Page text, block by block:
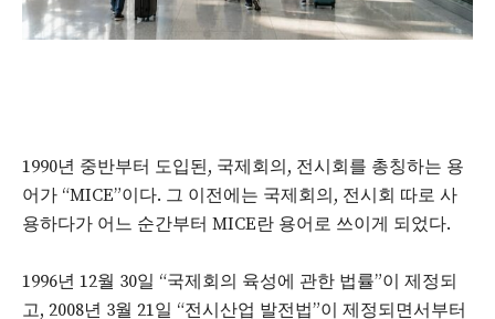
1990년 중반부터 도입된, 국제회의, 전시회를 총칭하는 용
어가 “MICE”이다. 그 이전에는 국제회의, 전시회 따로 사
용하다가 어느 순간부터 MICE란 용어로 쓰이게 되었다.
1996년 12월 30일 “국제회의 육성에 관한 법률”이 제정되
고, 2008년 3월 21일 “전시산업 발전법”이 제정되면서부터